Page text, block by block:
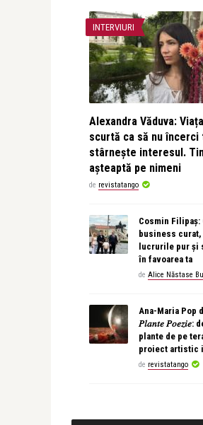
INTERVIURI
Alexandra Văduva:
scurtă ca să nu
stârnește interesul.
așteaptă pe nimeni
de revistatango
Cosmin Filipaș:
business curat,
lucrurile pur și
în favoarea ta
de Alice Năstase
Ana-Maria Pop
𝑃𝑙𝑎𝑛𝑡𝑒 𝑃𝑜𝑒𝑧𝑖𝑒:
plante de pe
proiect artistic
de revistatango